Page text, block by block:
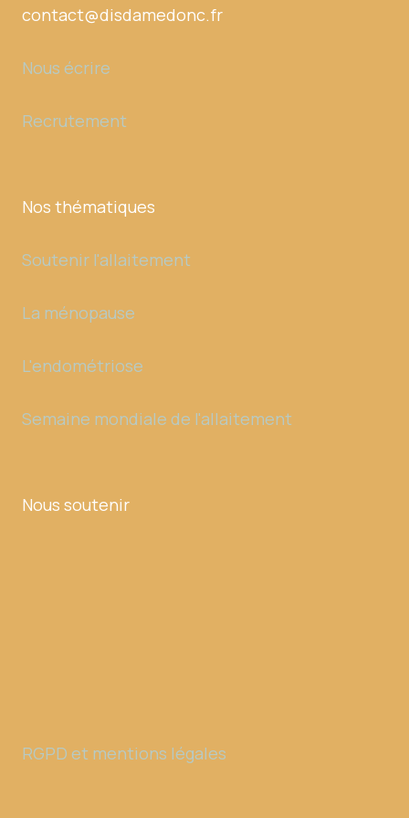
contact@disdamedonc.fr
Nous écrire
Recrutement
Nos thématiques
Soutenir l'allaitement
La ménopause
L'endométriose
Semaine mondiale de l'allaitement
Nous soutenir
RGPD et mentions légales